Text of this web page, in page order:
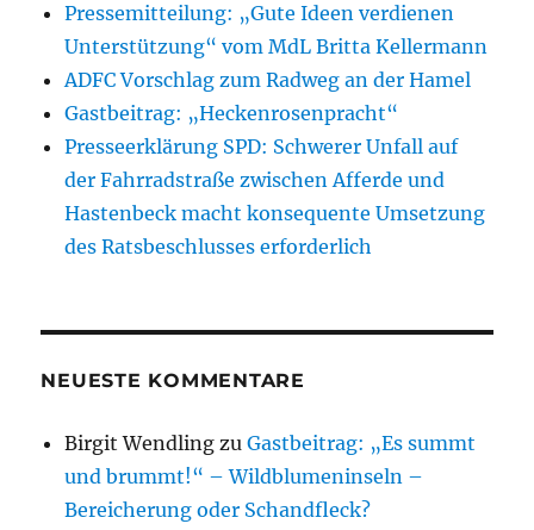
Pressemitteilung: „Gute Ideen verdienen
Unterstützung“ vom MdL Britta Kellermann
ADFC Vorschlag zum Radweg an der Hamel
Gastbeitrag: „Heckenrosenpracht“
Presseerklärung SPD: Schwerer Unfall auf
der Fahrradstraße zwischen Afferde und
Hastenbeck macht konsequente Umsetzung
des Ratsbeschlusses erforderlich
NEUESTE KOMMENTARE
Birgit Wendling zuGastbeitrag: „Es summt
und brummt!“ – Wildblumeninseln –
Bereicherung oder Schandfleck?